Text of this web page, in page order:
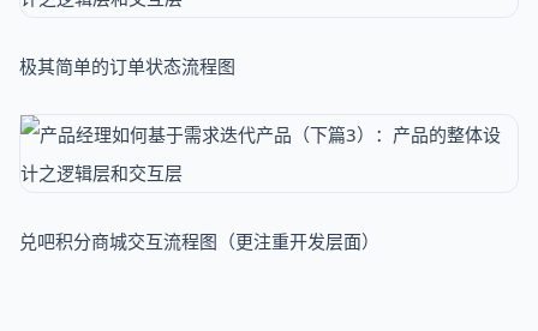
极其简单的订单状态流程图
兑吧积分商城交互流程图（更注重开发层面）